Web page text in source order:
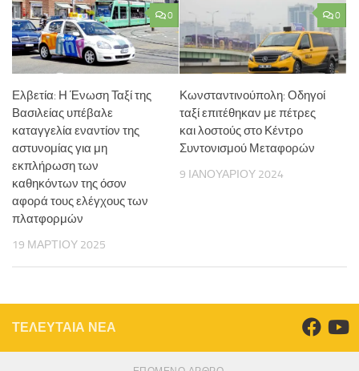
0
Ελβετία: Η Ένωση Ταξί της
Βασιλείας υπέβαλε
καταγγελία εναντίον της
αστυνομίας για μη
εκπλήρωση των
καθηκόντων της όσον
αφορά τους ελέγχους των
πλατφορμών
19 ΜΑΡΤΊΟΥ 2025
0
Κωνσταντινούπολη: Οδηγοί
ταξί επιτέθηκαν με πέτρες
και λοστούς στο Κέντρο
Συντονισμού Μεταφορών
9 ΙΑΝΟΥΑΡΊΟΥ 2024
ΤΕΛΕΥΤΑΙΑ ΝΕΑ